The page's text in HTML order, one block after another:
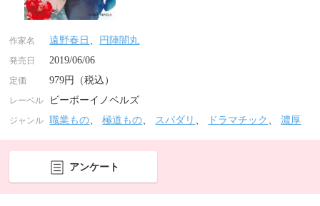
作家名 遠野春日 、 円陣闇丸
発売日 2019/06/06
定価 979円（税込）
レーベル ビーボーイノベルズ
ジャンル 職業もの、極道もの、 スパダリ 、 ドラマチック 、濃厚
アンケート